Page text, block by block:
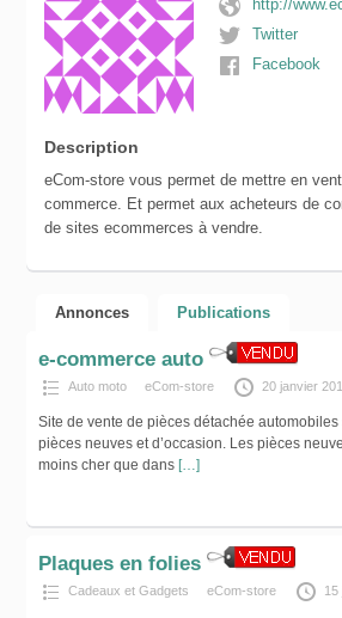
http://
Twitter
Facebook
Description
eCom-store vous permet de mettre en
commerce. Et permet aux acheteurs de
de sites ecommerces à vendre.
Annonces Publications
e-commerce auto
Auto moto eCom-store 20 janvier
Site de vente de pièces détachée automobiles
pièces neuves et d’occasion. Les pièces
moins cher que dans […]
Plaques en folies
Cadeaux et Gadgets eCom-store 15